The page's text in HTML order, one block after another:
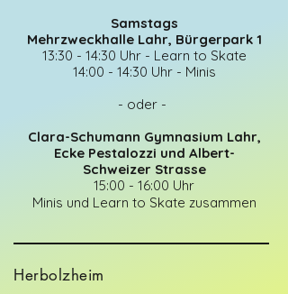
Samstags
Mehrzweckhalle Lahr, Bürgerpark 1
13:30 - 14:30 Uhr - Learn to Skate
14:00 - 14:30 Uhr - Minis
- oder -
Clara-Schumann Gymnasium Lahr,
Ecke Pestalozzi und Albert-
Schweizer Strasse
15:00 - 16:00 Uhr
Minis und Learn to Skate zusammen
Herbolzheim